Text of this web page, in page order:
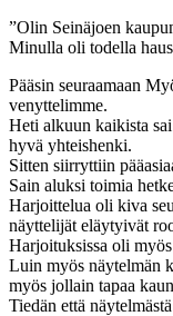
”Olin Seinäjoen
Minulla oli todella
Pääsin seuraamaan
venyttelimme.
Heti alkuun kaikista
hyvä yhteishenki.
Sitten siirryttiin
Sain aluksi toimia
Harjoittelua oli kiva
näyttelijät eläytyivät
Harjoituksissa oli
Luin myös näytelmän
myös jollain tapaa
Tiedän että